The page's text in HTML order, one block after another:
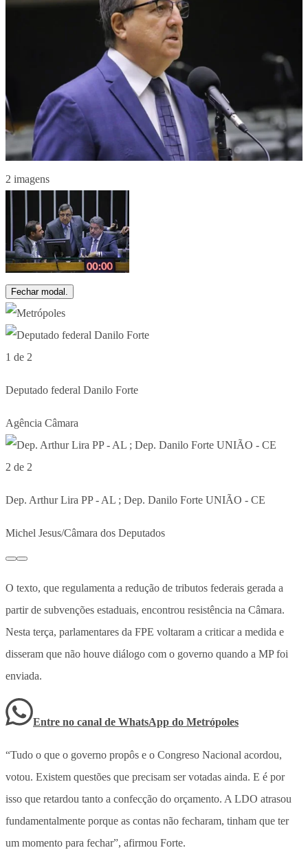
2 imagens
Fechar modal.
1 de 2
Deputado federal Danilo Forte
Agência Câmara
2 de 2
Dep. Arthur Lira PP - AL ; Dep. Danilo Forte UNIÃO - CE
Michel Jesus/Câmara dos Deputados
O texto, que regulamenta a redução de tributos federais gerada a
partir de subvenções estaduais, encontrou resistência na Câmara.
Nesta terça, parlamentares da FPE voltaram a criticar a medida e
disseram que não houve diálogo com o governo quando a MP foi
enviada.
Entre no canal de WhatsApp do Metrópoles
“Tudo o que o governo propôs e o Congreso Nacional acordou,
votou. Existem questões que precisam ser votadas ainda. E é por
isso que retardou tanto a confecção do orçamento. A LDO atrasou
fundamentalmente porque as contas não fecharam, tinham que ter
um momento para fechar”, afirmou Forte.